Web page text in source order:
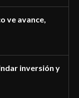
ve avance,
inversión y